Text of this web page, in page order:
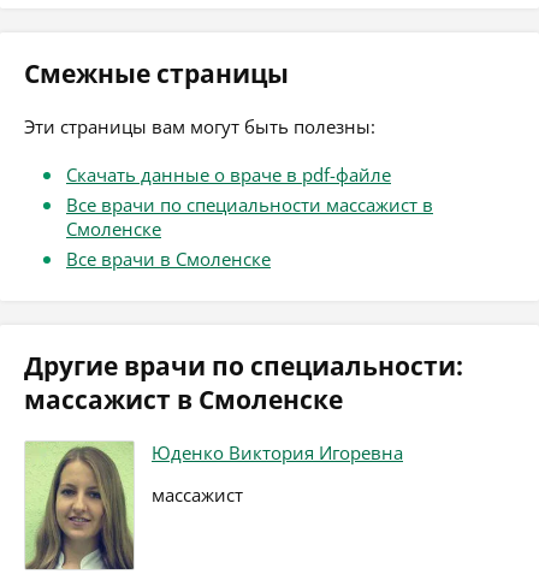
Смежные страницы
Эти страницы вам могут быть полезны:
Скачать данные о враче в pdf-файле
Все врачи по специальности массажист в
Смоленске
Все врачи в Смоленске
Другие врачи по специальности:
массажист в Смоленске
Юденко Виктория Игоревна
массажист